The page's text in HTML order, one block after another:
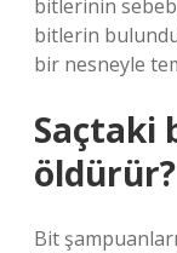
bitlerinin
bitlerin
bir nesneyle
Saçtaki
öldürür?
Bit